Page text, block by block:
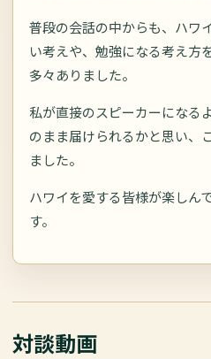
普段の会話の中からも、ハワ
い考えや、勉強になる考え方
多々ありました。
私が直接のスピーカーになる
のまま届けられるかと思い、
ました。
ハワイを愛する皆様が楽しん
す。
対談動画